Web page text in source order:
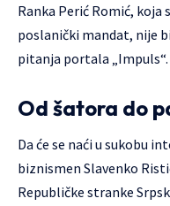
Ranka Perić Romić, koja
poslanički mandat, nije
pitanja portala „Impuls“.
Od šatora do
Da će se naći u sukobu
biznismen Slavenko
Republičke stranke